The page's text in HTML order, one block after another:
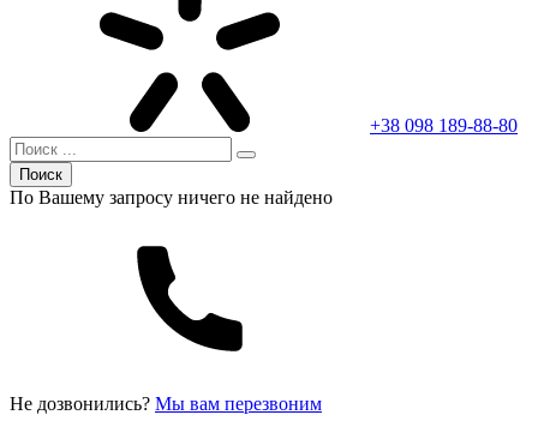
+38 098 189-88-80
Поиск
По Вашему запросу ничего не найдено
Не дозвонились? Мы вам перезвоним